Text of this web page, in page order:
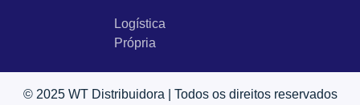
Logística
Própria
© 2025 WT Distribuidora | Todos os direitos reservados